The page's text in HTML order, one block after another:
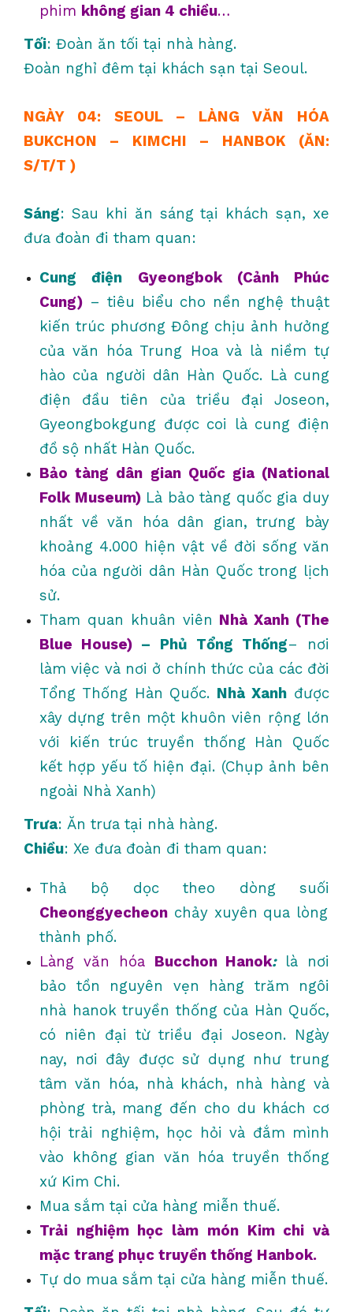
phim không gian 4 chiều…
Tối: Đoàn ăn tối tại nhà hàng.
Đoàn nghỉ đêm tại khách sạn tại Seoul.
NGÀY 04: SEOUL – LÀNG VĂN HÓA
BUKCHON – KIMCHI – HANBOK (ĂN:
S/T/T )
Sáng: Sau khi ăn sáng tại khách sạn, xe
đưa đoàn đi tham quan:
Cung điện Gyeongbok (Cảnh Phúc
Cung) – tiêu biểu cho nền nghệ thuật
kiến trúc phương Đông chịu ảnh hưởng
của văn hóa Trung Hoa và là niềm tự
hào của người dân Hàn Quốc. Là cung
điện đầu tiên của triều đại Joseon,
Gyeongbokgung được coi là cung điện
đồ sộ nhất Hàn Quốc.
Bảo tàng dân gian Quốc gia (National
Folk Museum)Là bảo tàng quốc gia duy
nhất về văn hóa dân gian, trưng bày
khoảng 4.000 hiện vật về đời sống văn
hóa của người dân Hàn Quốc trong lịch
sử.
Tham quan khuân viên Nhà Xanh (The
Blue House) – Phủ Tổng Thống– nơi
làm việc và nơi ở chính thức của các đời
Tổng Thống Hàn Quốc. Nhà Xanh được
xây dựng trên một khuôn viên rộng lớn
với kiến trúc truyền thống Hàn Quốc
kết hợp yếu tố hiện đại. (Chụp ảnh bên
ngoài Nhà Xanh)
Trưa: Ăn trưa tại nhà hàng.
Chiều: Xe đưa đoàn đi tham quan:
Thả bộ dọc theo dòng suối
Cheonggyecheon chảy xuyên qua lòng
thành phố.
Làng văn hóa Bucchon Hanok: là nơi
bảo tồn nguyên vẹn hàng trăm ngôi
nhà hanok truyền thống của Hàn Quốc,
có niên đại từ triều đại Joseon. Ngày
nay, nơi đây được sử dụng như trung
tâm văn hóa, nhà khách, nhà hàng và
phòng trà, mang đến cho du khách cơ
hội trải nghiệm, học hỏi và đắm mình
vào không gian văn hóa truyền thống
xứ Kim Chi.
Mua sắm tại cửa hàng miễn thuế.
Trải nghiệm học làm món Kim chi và
mặc trang phục truyền thống Hanbok.
Tự do mua sắm tại cửa hàng miễn thuế.